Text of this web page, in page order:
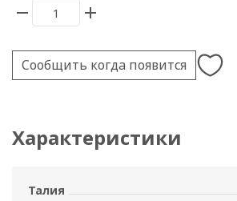
Сообщить когда появится
Характеристики
Талия